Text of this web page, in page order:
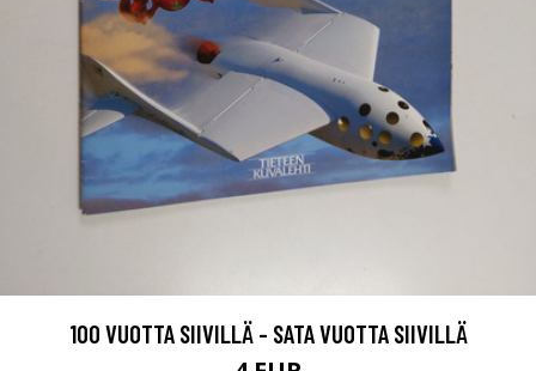
100 VUOTTA SIIVILLÄ - SATA VUOTTA SIIVILLÄ